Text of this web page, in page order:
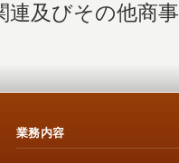
連及びその他商
業務内容